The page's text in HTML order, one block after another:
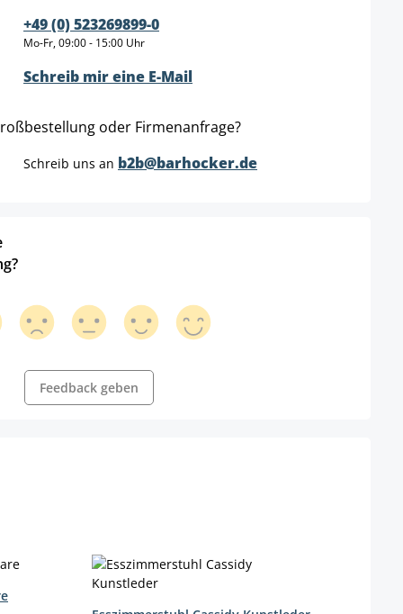
+49 (0) 523269899-0
Mo-Fr, 09:00 - 15:00 Uhr
Schreib mir eine E-Mail
oder Firmenanfrage?
Schreib uns an b2b@barhocker.de
Feedback geben